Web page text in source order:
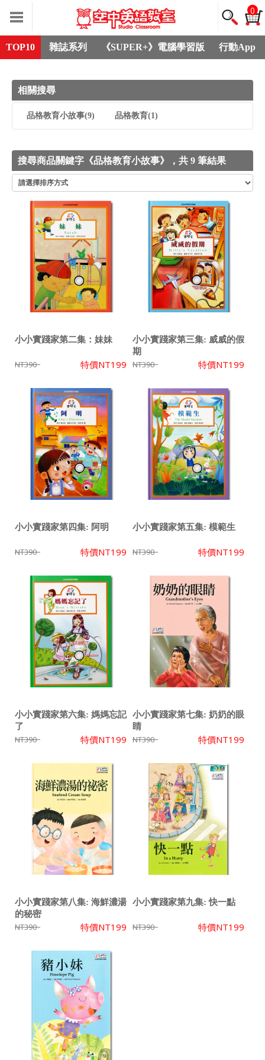
0
TOP10 雜誌系列 《SUPER+》電腦學習版 行動App
相關搜尋
品格教育小故事(9) 品格教育(1)
搜尋商品關鍵字《品格教育小故事》，共 9 筆結果
小小實踐家第二集：妹妹
NT390 特價NT199
小小實踐家第三集: 威威的假
期
NT390 特價NT199
小小實踐家第四集: 阿明
NT390 特價NT199
小小實踐家第五集: 模範生
NT390 特價NT199
小小實踐家第六集: 媽媽忘記
了
NT390 特價NT199
小小實踐家第七集: 奶奶的眼
睛
NT390 特價NT199
小小實踐家第八集: 海鮮濃湯
的秘密
NT390 特價NT199
小小實踐家第九集: 快一點
NT390 特價NT199